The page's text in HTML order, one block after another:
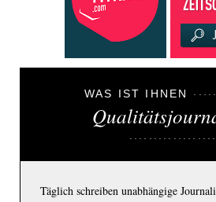
WAS IST IHNEN
Täglich schreiben unabhängige